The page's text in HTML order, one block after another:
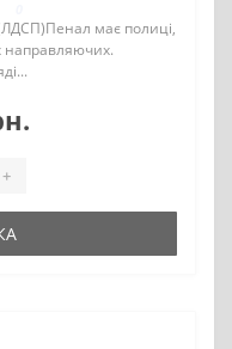
має полиці,
направляючих.
+